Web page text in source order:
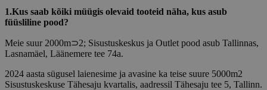
1.Kus saab kõiki müügis olevaid tooteid näha, kus asub
füüsliline pood?
Meie suur 2000m⊃2; Sisustuskeskus ja Outlet pood asub Tallinnas,
Lasnamäel, Läänemere tee 74a.
2024 aasta sügusel laienesime ja avasine ka teise suure 5000m2
Sisustuskeskuse Tähesaju kvartalis, aadressil Tähesaju tee 5, Tallinn.